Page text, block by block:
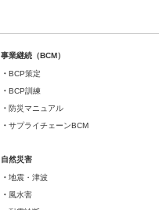
事業継続（BCM）
BCP策定
BCP訓練
防災マニュアル
サプライチェーンBCM
自然災害
地震・津波
風水害